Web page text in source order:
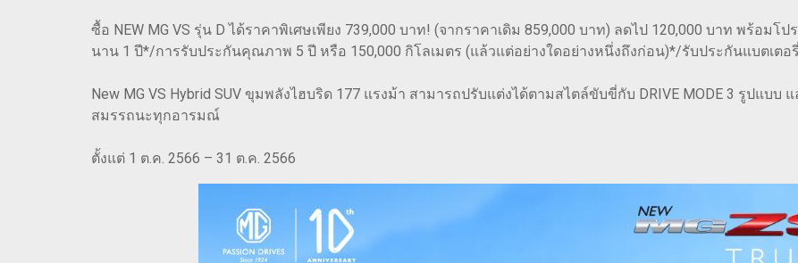
ซื้อ NEW MG VS รุ่น D ได้ราคาพิเศษเพียง 739,000 บาท! (จากราคาเดิม 859,000 บาท) ลดไป 120,000 บาท พร้อม
นาน 1 ปี*/การรับประกันคุณภาพ 5 ปี หรือ 150,000 กิโลเมตร (แล้วแต่อย่างใดอย่างหนึ่งถึงก่อน)*/รับประกันแบตเต
New MG VS Hybrid SUV ขุมพลังไฮบริด 177 แรงม้า สามารถปรับแต่งได้ตามสไตล์ขับขี่กับ DRIVE MODE 3 รูปแบบ
สมรรถนะทุกอารมณ์
​ตั้งแต่ 1 ต.ค. 2566 – 31 ต.ค. 2566